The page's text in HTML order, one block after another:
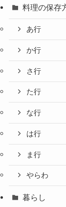
料理の保存
あ行
か行
さ行
た行
な行
は行
ま行
やらわ
暮らし